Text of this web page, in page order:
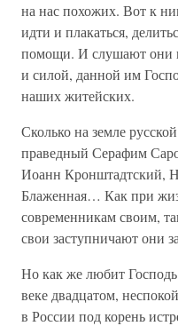
на нас похожих. Вот к
идти и плакаться,
помощи. И слушают они
и силой, данной им
наших житейских.
Сколько на земле
праведный Серафим
Иоанн Кронштадтский,
Блаженная… Как при
современникам своим,
свои заступничают они
Но как же любит
веке двадцатом,
в России под корень